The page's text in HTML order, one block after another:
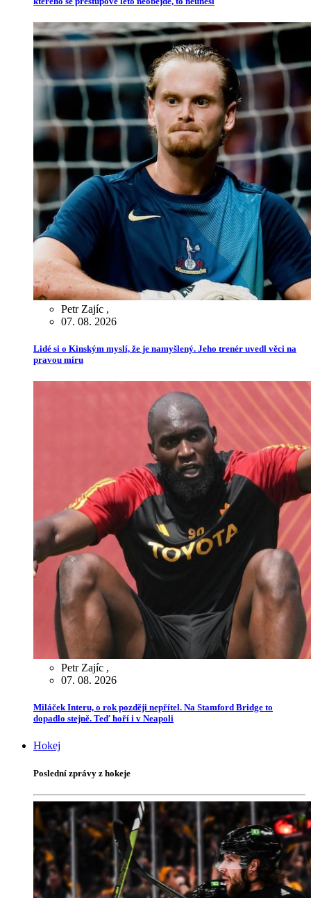
Petr Zajíc ,
07. 08. 2026
Lidé si o Kinským myslí, že je namyšlený. Jeho trenér uvedl věci na
pravou míru
Petr Zajíc ,
07. 08. 2026
Miláček Interu, o rok později nepřítel. Na Stamford Bridge to
dopadlo stejně. Teď hoří i v Neapoli
Hokej
Poslední zprávy z hokeje